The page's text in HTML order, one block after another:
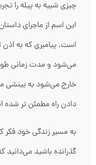
چیزی شبیه به پیله را
این اسم از ماجرای
است. پیامبری که به
می‌شود و مدت زمانی
خارج می‌شود به بینشی
دادن راه مطمئن تر
به مسیر زندگی خود فکر
گذرانده باشید می‌دانید